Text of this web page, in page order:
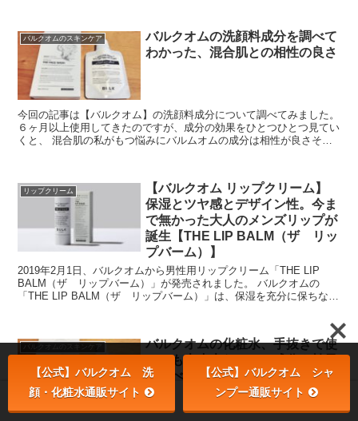
バルクオムのスキンケア
バルクオムの洗顔料成分を調べて
わかった、混合肌との相性の良さ
今回の記事は【バルクオム】の洗顔料成分について調べてみました。
６ヶ月以上使用してきたのですが、成分の効果をひとつひとつ見てい
くと、 混合肌の私がもつ悩みにバルムオムの成分は相性が良さそ
リップクリーム
【バルクオム リップクリーム】
保湿とツヤ感とデザイン性。今ま
で無かった大人のメンズリップが
誕生【THE LIP BALM（ザ リッ
プバーム）】
2019年2月1日、バルクオムから男性用リップクリーム「THE LIP
BALM（ザ リップバーム）」が発売されました。 バルクオムの
「THE LIP BALM（ザ リップバーム）」は、保湿を充分に保ちなが
バルクオムの化粧水、手抜きで使
っても大丈夫なのか、成分や効果
を調べてみました。
ホーム 検索 トップ
【公式】バルクオム 洗
顔・化粧水通販サイト
【公式】バルクオム シャ
ンプー通販サイト